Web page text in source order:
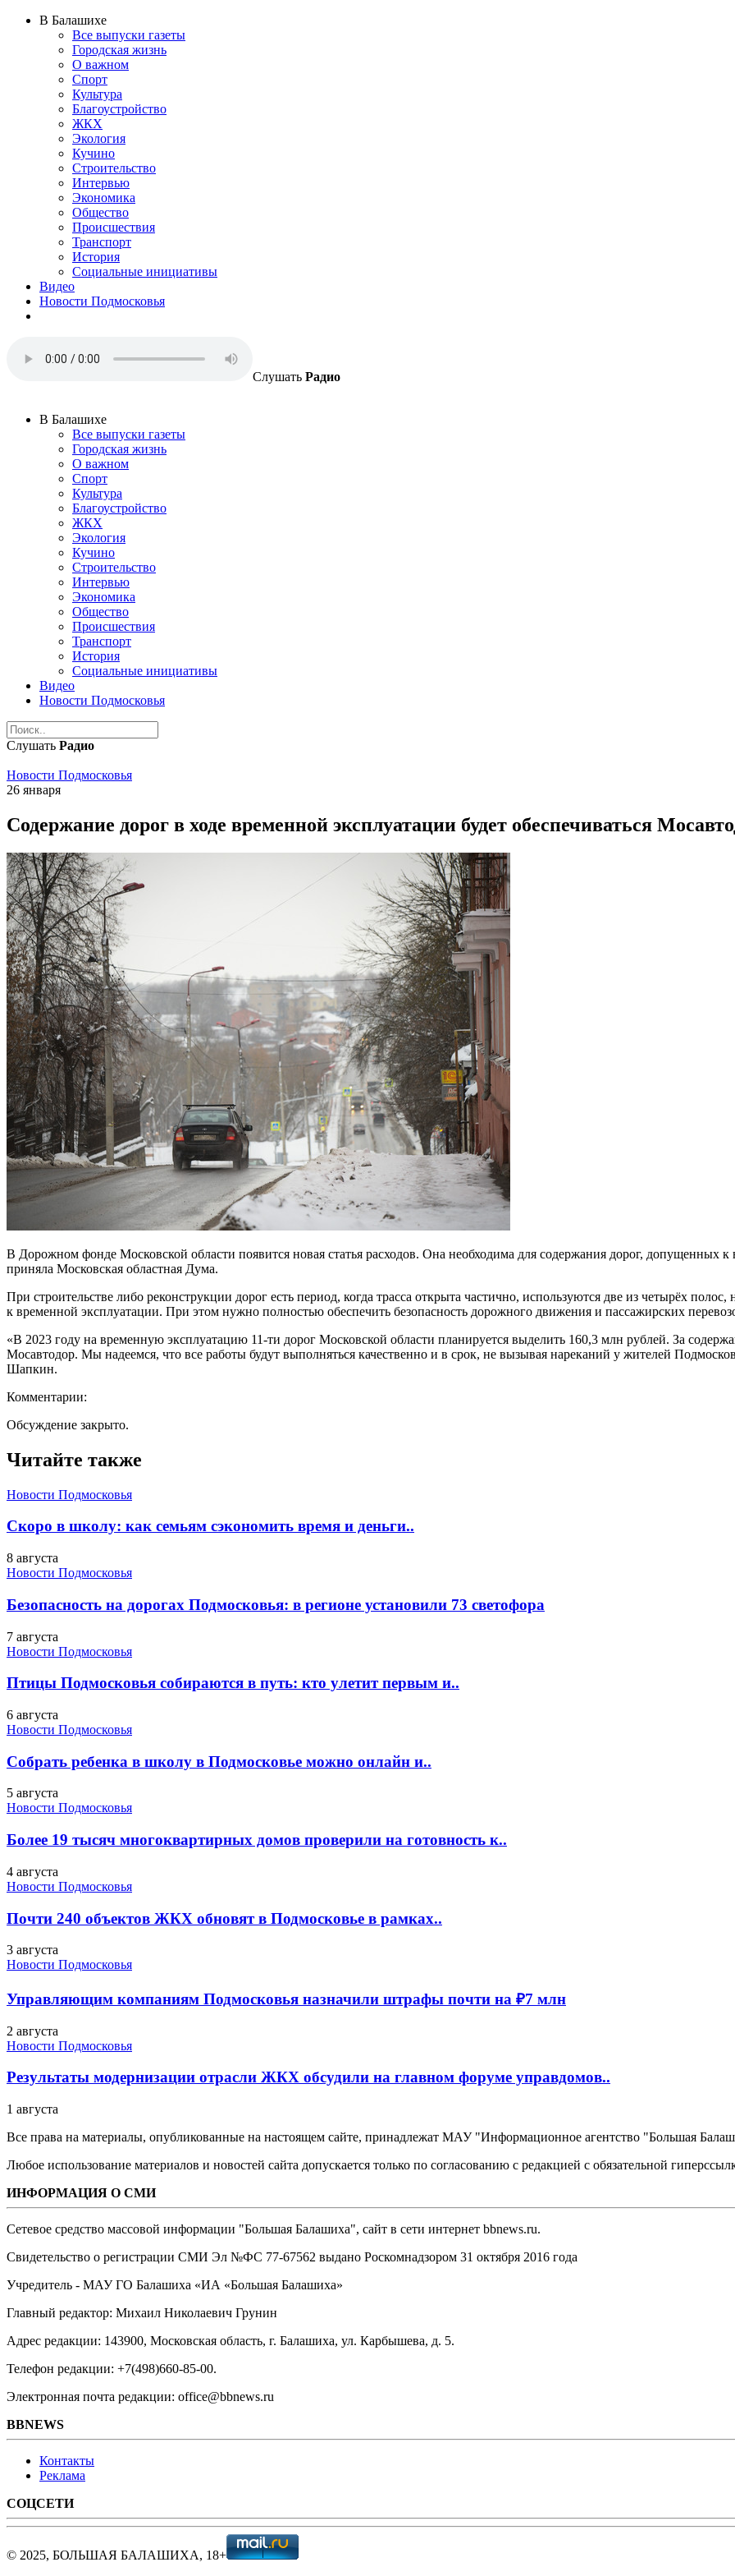
В Балашихе
Все выпуски газеты
Городская жизнь
О важном
Спорт
Культура
Благоустройство
ЖКХ
Экология
Кучино
Строительство
Интервью
Экономика
Общество
Происшествия
Транспорт
История
Социальные инициативы
Видео
Новости Подмосковья
Слушать Радио
В Балашихе
Все выпуски газеты
Городская жизнь
О важном
Спорт
Культура
Благоустройство
ЖКХ
Экология
Кучино
Строительство
Интервью
Экономика
Общество
Происшествия
Транспорт
История
Социальные инициативы
Видео
Новости Подмосковья
Слушать Радио
Новости Подмосковья
26 января
Содержание дорог в ходе временной эксплуатации будет обеспечиваться
В Дорожном фонде Московской области появится новая статья расходов. Она необходима для содержания дорог, допущенных
приняла Московская областная Дума.
При строительстве либо реконструкции дорог есть период, когда трасса открыта частично, используются две из четырёх
к временной эксплуатации. При этом нужно полностью обеспечить безопасность дорожного движения и пассажирских
«В 2023 году на временную эксплуатацию 11-ти дорог Московской области планируется выделить 160,3 млн рублей. За
Мосавтодор. Мы надеемся, что все работы будут выполняться качественно и в срок, не вызывая нареканий у жителей
Шапкин.
Комментарии:
Обсуждение закрыто.
Читайте также
Новости Подмосковья
Скоро в школу: как семьям сэкономить время и деньги..
8 августа
Новости Подмосковья
Безопасность на дорогах Подмосковья: в регионе установили 73 светофора
7 августа
Новости Подмосковья
Птицы Подмосковья собираются в путь: кто улетит первым и..
6 августа
Новости Подмосковья
Собрать ребенка в школу в Подмосковье можно онлайн и..
5 августа
Новости Подмосковья
Более 19 тысяч многоквартирных домов проверили на готовность к..
4 августа
Новости Подмосковья
Почти 240 объектов ЖКХ обновят в Подмосковье в рамках..
3 августа
Новости Подмосковья
Управляющим компаниям Подмосковья назначили штрафы почти на ₽7 млн
2 августа
Новости Подмосковья
Результаты модернизации отрасли ЖКХ обсудили на главном форуме управдомов..
1 августа
Все права на материалы, опубликованные на настоящем сайте, принадлежат МАУ "Информационное агентство "Большая
Любое использование материалов и новостей сайта допускается только по согласованию с редакцией с обязательной
ИНФОРМАЦИЯ О СМИ
Сетевое средство массовой информации "Большая Балашиха", сайт в сети интернет bbnews.ru.
Свидетельство о регистрации СМИ Эл №ФС ‎77-67562 выдано Роскомнадзором 31 октября 2016 года
Учредитель - МАУ ГО Балашиха «ИА «Большая Балашиха»
Главный редактор: Михаил Николаевич Грунин
Адрес редакции: 143900, Московская область, г. Балашиха, ул. Карбышева, д. 5.
Телефон редакции: +7(498)660-85-00.
Электронная почта редакции: office@bbnews.ru
BBNEWS
Контакты
Реклама
СОЦСЕТИ
© 2025, БОЛЬШАЯ БАЛАШИХА, 18+